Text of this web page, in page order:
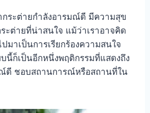
กระต่ายกำลังอารมณ์ดี มีความสุข
ะต่ายที่น่าสนใจ แม้ว่าเราอาจคิด
มาเป็นการเรียกร้องความสนใจ
นี้ก็เป็นอีกหนึ่งพฤติกรรมที่แสดงถึง
ดี ชอบสถานการณ์หรือสถานที่ใน